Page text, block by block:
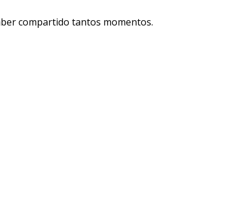
compartido tantos momentos.